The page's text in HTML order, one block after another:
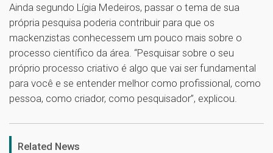
Ainda segundo Lígia Medeiros, passar o tema de sua
própria pesquisa poderia contribuir para que os
mackenzistas conhecessem um pouco mais sobre o
processo científico da área. “Pesquisar sobre o seu
próprio processo criativo é algo que vai ser fundamental
para você e se entender melhor como profissional, como
pessoa, como criador, como pesquisador”, explicou.
1
Related News